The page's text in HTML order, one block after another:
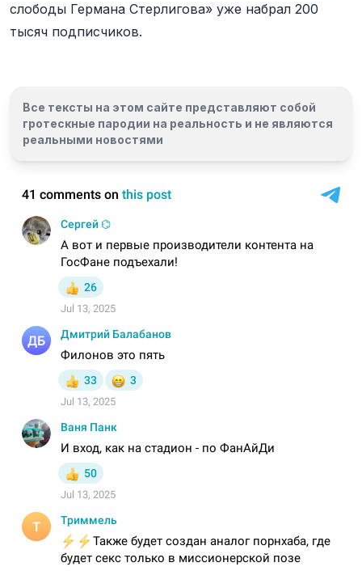
слободы Германа Стерлигова» уже набрал 200
тысяч подписчиков.
Все тексты на этом сайте представляют собой
гротескные пародии на реальность и не являются
реальными новостями